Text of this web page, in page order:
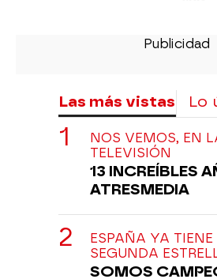
Las más vistas Lo
NOS VEMOS, EN
TELEVISIÓN
13 INCREÍBLES
ATRESMEDIA
ESPAÑA YA TIENE
SEGUNDA
SOMOS